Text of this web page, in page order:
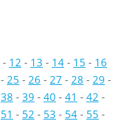
- 12 - 13 - 14 - 15 - 16
- 25 - 26 - 27 - 28 - 29 -
38 - 39 - 40 - 41 - 42 -
51 - 52 - 53 - 54 - 55 -